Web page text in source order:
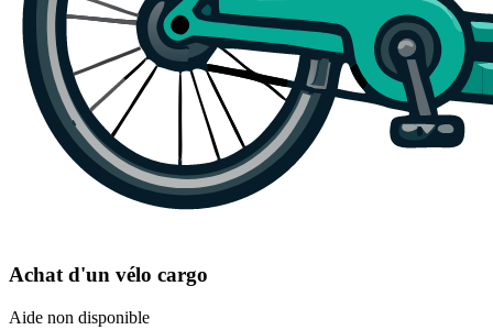
Achat d'un vélo cargo
Aide non disponible